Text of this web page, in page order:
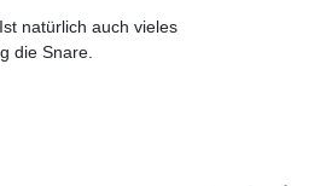
natürlich auch vieles
die Snare.